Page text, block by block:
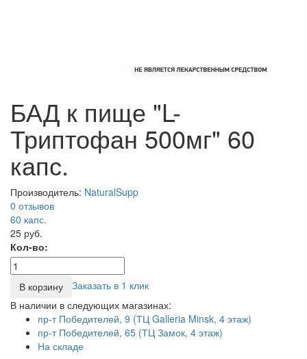
БАД к пище "L-
Триптофан 500мг" 60
капс.
Производитель: NaturalSupp
0 отзывов
60 капс.
25 руб.
Кол-во:
В корзину
Заказать в 1 клик
В наличии в следующих магазинах:
пр-т Победителей, 9 (ТЦ Galleria Minsk, 4 этаж)
пр-т Победителей, 65 (ТЦ Замок, 4 этаж)
На складе